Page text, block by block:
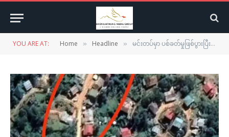
YOU ARE AT: Home » Headline » မင်းတပ်မှာ ပစ်ခတ်မှုဖြစ်ပွားပြီးနောက် လူနေအိမ်များ မီးလောင်ကျွမ်းနေ